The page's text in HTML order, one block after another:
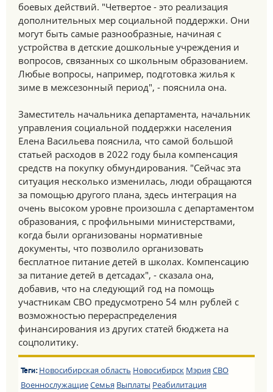
боевых действий. "Четвертое - это реализация
дополнительных мер социальной поддержки. Они
могут быть самые разнообразные, начиная с
устройства в детские дошкольные учреждения и
вопросов, связанных со школьным образованием.
Любые вопросы, например, подготовка жилья к
зиме в межсезонный период", - пояснила она.
Заместитель начальника департамента, начальник
управления социальной поддержки населения
Елена Васильева пояснила, что самой большой
статьей расходов в 2022 году была компенсация
средств на покупку обмундирования. "Сейчас эта
ситуация несколько изменилась, люди обращаются
за помощью другого плана, здесь интеграция на
очень высоком уровне произошла с департаментом
образования, с профильными министерствами,
когда были организованы нормативные
документы, что позволило организовать
бесплатное питание детей в школах. Компенсацию
за питание детей в детсадах", - сказала она,
добавив, что на следующий год на помощь
участникам СВО предусмотрено 54 млн рублей с
возможностью перераспределения
финансирования из других статей бюджета на
соцполитику.
Теги: Новосибирская область Новосибирск Мэрия СВО
ВоеннослужащиеСемья Выплаты Реабилитация